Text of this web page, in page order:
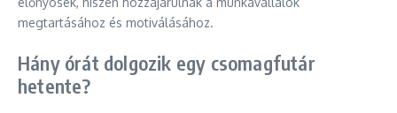
megtartásához és motiválásához.
Hány órát dolgozik egy csomagfutár
hetente?